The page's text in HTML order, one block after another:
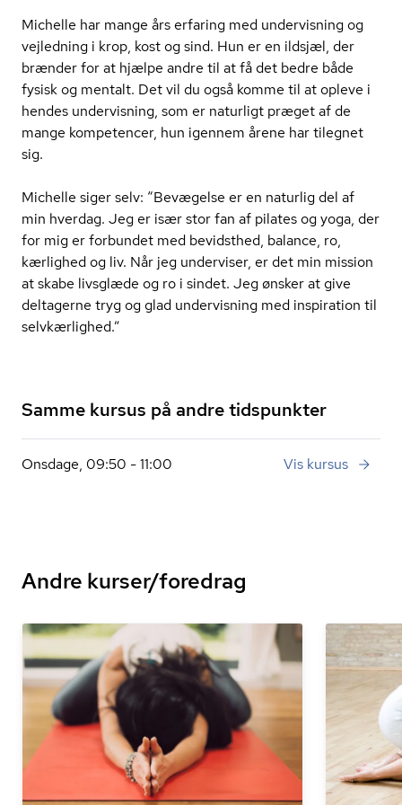
Michelle har mange års erfaring med undervisning og
vejledning i krop, kost og sind. Hun er en ildsjæl, der
brænder for at hjælpe andre til at få det bedre både
fysisk og mentalt. Det vil du også komme til at opleve i
hendes undervisning, som er naturligt præget af de
mange kompetencer, hun igennem årene har tilegnet
sig.
Michelle siger selv: “Bevægelse er en naturlig del af
min hverdag. Jeg er især stor fan af pilates og yoga, der
for mig er forbundet med bevidsthed, balance, ro,
kærlighed og liv. Når jeg underviser, er det min mission
at skabe livsglæde og ro i sindet. Jeg ønsker at give
deltagerne tryg og glad undervisning med inspiration til
selvkærlighed.”
Samme kursus på andre tidspunkter
Onsdage, 09:50 - 11:00 Vis kursus
Andre kurser/foredrag